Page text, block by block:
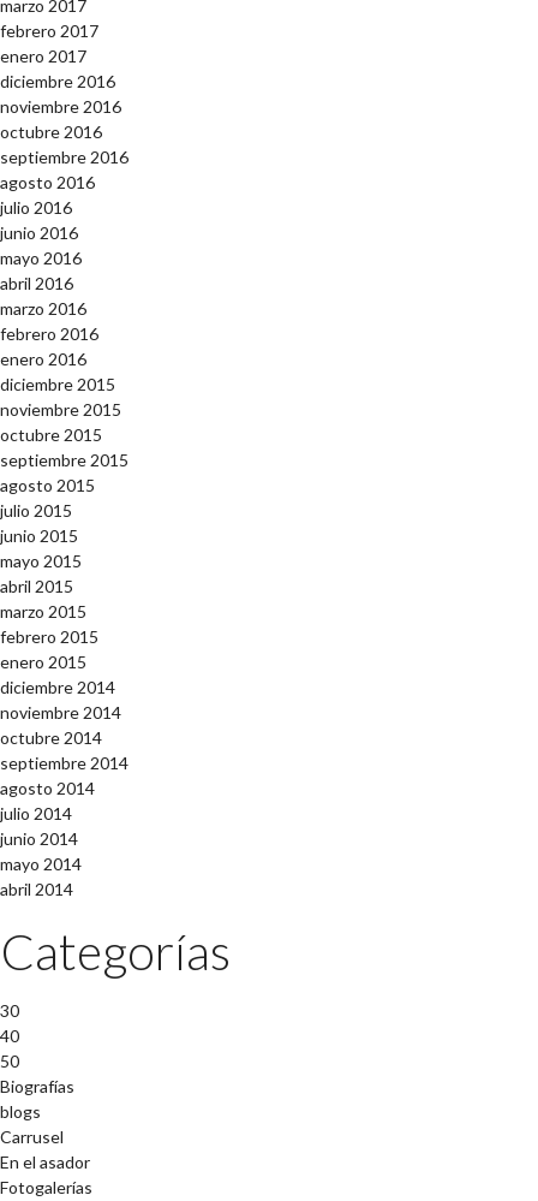
marzo 2017
febrero 2017
enero 2017
diciembre 2016
noviembre 2016
octubre 2016
septiembre 2016
agosto 2016
julio 2016
junio 2016
mayo 2016
abril 2016
marzo 2016
febrero 2016
enero 2016
diciembre 2015
noviembre 2015
octubre 2015
septiembre 2015
agosto 2015
julio 2015
junio 2015
mayo 2015
abril 2015
marzo 2015
febrero 2015
enero 2015
diciembre 2014
noviembre 2014
octubre 2014
septiembre 2014
agosto 2014
julio 2014
junio 2014
mayo 2014
abril 2014
Categorías
30
40
50
Biografías
blogs
Carrusel
En el asador
Fotogalerías